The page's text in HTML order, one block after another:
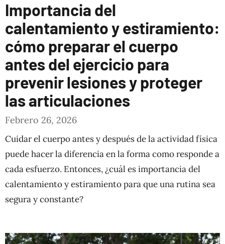
Importancia del
calentamiento y estiramiento:
cómo preparar el cuerpo
antes del ejercicio para
prevenir lesiones y proteger
las articulaciones
Febrero 26, 2026
Cuidar el cuerpo antes y después de la actividad física
puede hacer la diferencia en la forma como responde a
cada esfuerzo. Entonces, ¿cuál es importancia del
calentamiento y estiramiento para que una rutina sea
segura y constante?